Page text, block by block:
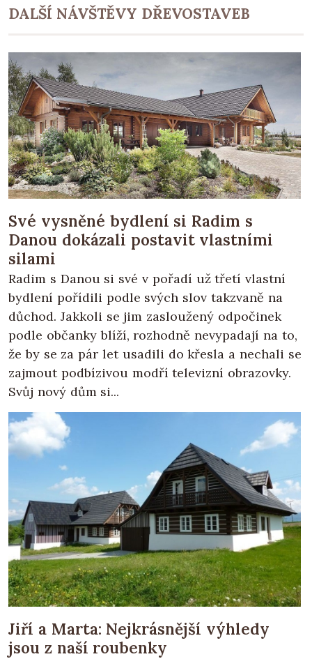
DALŠÍ NÁVŠTĚVY DŘEVOSTAVEB
Své vysněné bydlení si Radim s
Danou dokázali postavit vlastními
silami
Radim s Danou si své v pořadí už třetí vlastní
bydlení pořídili podle svých slov takzvaně na
důchod. Jakkoli se jim zasloužený odpočinek
podle občanky blíží, rozhodně nevypadají na to,
že by se za pár let usadili do křesla a nechali se
zajmout podbízivou modří televizní obrazovky.
Svůj nový dům si...
Jiří a Marta: Nejkrásnější výhledy
jsou z naší roubenky